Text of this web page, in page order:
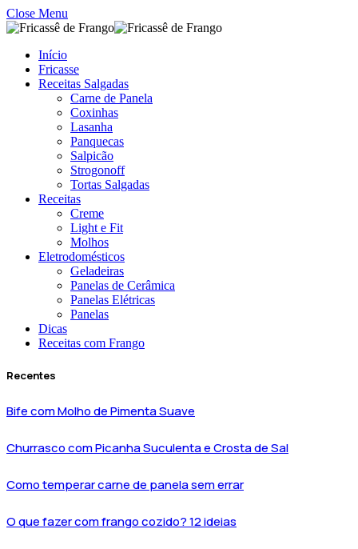
Close Menu
Início
Fricasse
Receitas Salgadas
Carne de Panela
Coxinhas
Lasanha
Panquecas
Salpicão
Strogonoff
Tortas Salgadas
Receitas
Creme
Light e Fit
Molhos
Eletrodomésticos
Geladeiras
Panelas de Cerâmica
Panelas Elétricas
Panelas
Dicas
Receitas com Frango
Recentes
Bife com Molho de Pimenta Suave
Churrasco com Picanha Suculenta e Crosta de Sal
Como temperar carne de panela sem errar
O que fazer com frango cozido? 12 ideias